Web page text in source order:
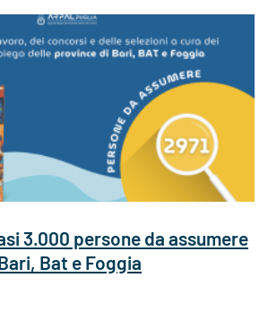
3.000 persone da assumere
Bat e Foggia